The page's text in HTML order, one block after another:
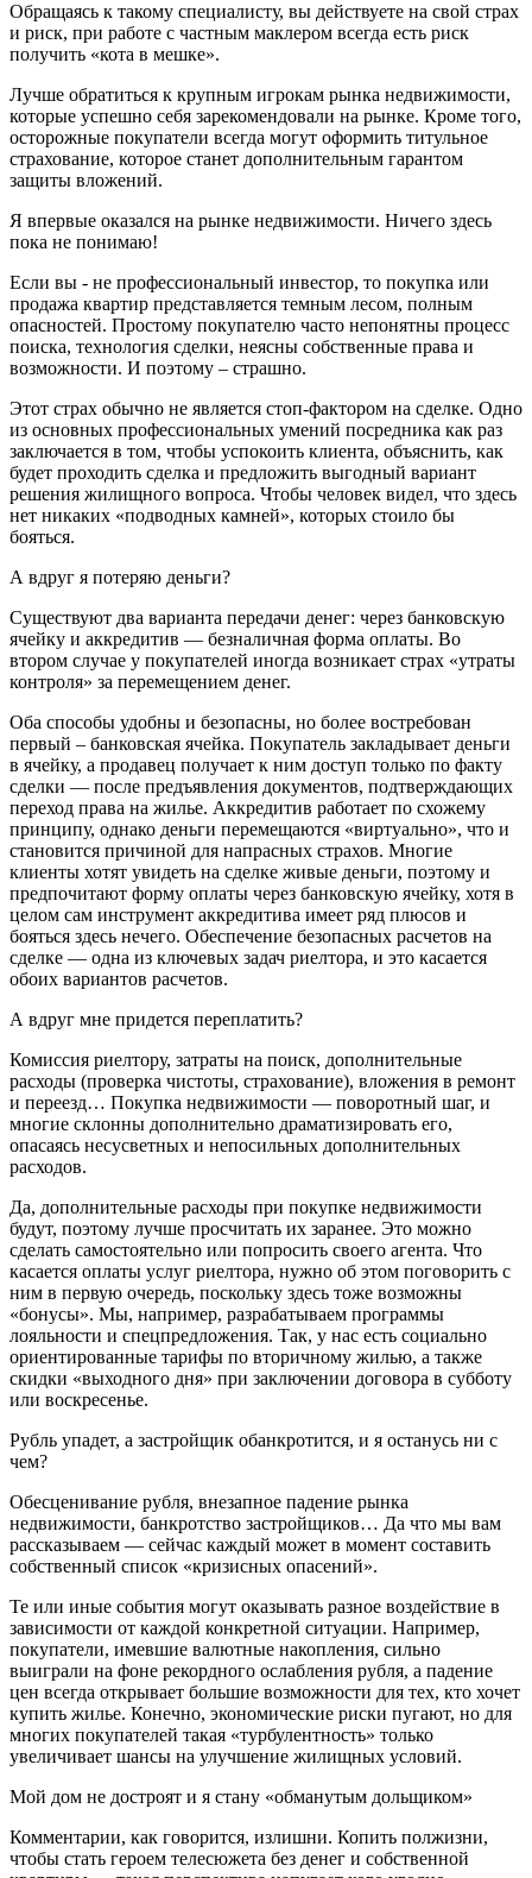
Обращаясь к такому специалисту, вы действуете на свой страх
и риск, при работе с частным маклером всегда есть риск
получить «кота в мешке».
Лучше обратиться к крупным игрокам рынка недвижимости,
которые успешно себя зарекомендовали на рынке. Кроме того,
осторожные покупатели всегда могут оформить титульное
страхование, которое станет дополнительным гарантом
защиты вложений.
Я впервые оказался на рынке недвижимости. Ничего здесь
пока не понимаю!
Если вы - не профессиональный инвестор, то покупка или
продажа квартир представляется темным лесом, полным
опасностей. Простому покупателю часто непонятны процесс
поиска, технология сделки, неясны собственные права и
возможности. И поэтому – страшно.
Этот страх обычно не является стоп-фактором на сделке. Одно
из основных профессиональных умений посредника как раз
заключается в том, чтобы успокоить клиента, объяснить, как
будет проходить сделка и предложить выгодный вариант
решения жилищного вопроса. Чтобы человек видел, что здесь
нет никаких «подводных камней», которых стоило бы
бояться.
А вдруг я потеряю деньги?
Существуют два варианта передачи денег: через банковскую
ячейку и аккредитив — безналичная форма оплаты. Во
втором случае у покупателей иногда возникает страх «утраты
контроля» за перемещением денег.
Оба способы удобны и безопасны, но более востребован
первый – банковская ячейка. Покупатель закладывает деньги
в ячейку, а продавец получает к ним доступ только по факту
сделки — после предъявления документов, подтверждающих
переход права на жилье. Аккредитив работает по схожему
принципу, однако деньги перемещаются «виртуально», что и
становится причиной для напрасных страхов. Многие
клиенты хотят увидеть на сделке живые деньги, поэтому и
предпочитают форму оплаты через банковскую ячейку, хотя в
целом сам инструмент аккредитива имеет ряд плюсов и
бояться здесь нечего. Обеспечение безопасных расчетов на
сделке — одна из ключевых задач риелтора, и это касается
обоих вариантов расчетов.
А вдруг мне придется переплатить?
Комиссия риелтору, затраты на поиск, дополнительные
расходы (проверка чистоты, страхование), вложения в ремонт
и переезд… Покупка недвижимости — поворотный шаг, и
многие склонны дополнительно драматизировать его,
опасаясь несусветных и непосильных дополнительных
расходов.
Да, дополнительные расходы при покупке недвижимости
будут, поэтому лучше просчитать их заранее. Это можно
сделать самостоятельно или попросить своего агента. Что
касается оплаты услуг риелтора, нужно об этом поговорить с
ним в первую очередь, поскольку здесь тоже возможны
«бонусы». Мы, например, разрабатываем программы
лояльности и спецпредложения. Так, у нас есть социально
ориентированные тарифы по вторичному жилью, а также
скидки «выходного дня» при заключении договора в субботу
или воскресенье.
Рубль упадет, а застройщик обанкротится, и я останусь ни с
чем?
Обесценивание рубля, внезапное падение рынка
недвижимости, банкротство застройщиков… Да что мы вам
рассказываем — сейчас каждый может в момент составить
собственный список «кризисных опасений».
Те или иные события могут оказывать разное воздействие в
зависимости от каждой конкретной ситуации. Например,
покупатели, имевшие валютные накопления, сильно
выиграли на фоне рекордного ослабления рубля, а падение
цен всегда открывает большие возможности для тех, кто хочет
купить жилье. Конечно, экономические риски пугают, но для
многих покупателей такая «турбулентность» только
увеличивает шансы на улучшение жилищных условий.
Мой дом не достроят и я стану «обманутым дольщиком»
Комментарии, как говорится, излишни. Копить полжизни,
чтобы стать героем телесюжета без денег и собственной